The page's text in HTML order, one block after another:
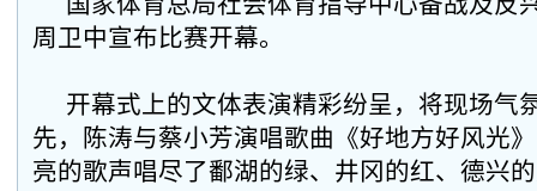
周卫中宣布比赛开幕。
开幕式上的文体表演精彩纷呈，将现场气
先，陈涛与蔡小芳演唱歌曲《好地方好风光
亮的歌声唱尽了鄱湖的绿、井冈的红、德兴